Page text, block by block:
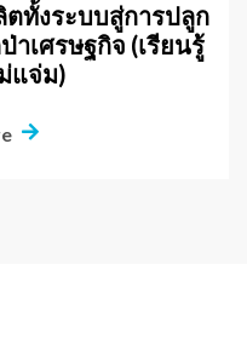
ตทั้งระบบสู่การปลูก
เศรษฐกิจ (เรียนรู้
แจ่ม)